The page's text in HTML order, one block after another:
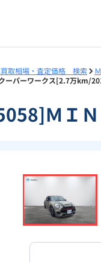
取相場・査定価格 検索
ーパーワークス[2.7万km/
ＭＩ